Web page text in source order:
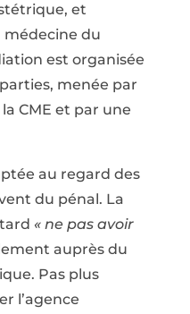
et
médecine du
est organisée
menée par
CME et par une
au regard des
du pénal. La
« ne pas avoir
auprès du
Pas plus
l’agence